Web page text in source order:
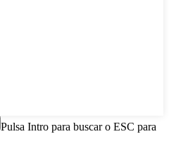
Pulsa Intro para buscar o ESC para